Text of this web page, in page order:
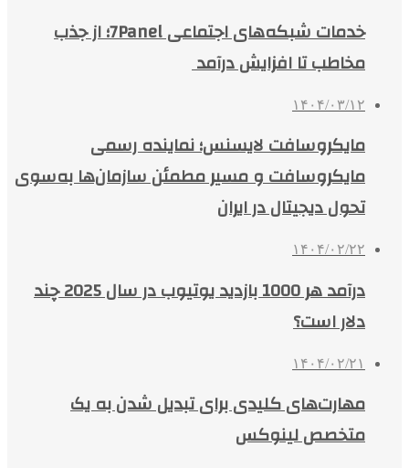
خدمات شبکه‌های اجتماعی 7Panel؛ از جذب
مخاطب تا افزایش درآمد
۱۴۰۴/۰۳/۱۲
مایکروسافت لایسنس؛ نماینده رسمی
مایکروسافت و مسیر مطمئن سازمان‌ها به‌سوی
تحول دیجیتال در ایران
۱۴۰۴/۰۲/۲۲
درآمد هر 1000 بازدید یوتیوب در سال 2025 چند
دلار است؟
۱۴۰۴/۰۲/۲۱
مهارت‌های کلیدی برای تبدیل شدن به یک
متخصص لینوکس